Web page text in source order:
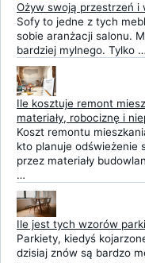
Ożyw swoją przestrzeń i
Sofy to jedne z tych
sobie aranżacji salonu.
bardziej mylnego. Tylko …
Ile kosztuje remont
materiały, robociznę i
Koszt remontu
kto planuje odświeżenie
przez materiały
…
Ile jest tych wzorów
Parkiety, kiedyś
dzisiaj znów są bardzo